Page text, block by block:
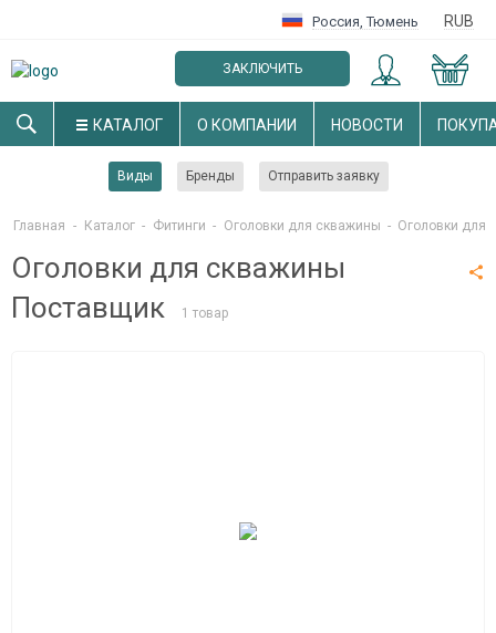
Россия,Тюмень RUB
ЗАКЛЮЧИТЬ
ОПТОВЫЙ ДОГОВОР
КАТАЛОГ О КОМПАНИИ НОВОСТИ
Виды Бренды Отправить заявку
Главная - Каталог - Фитинги - Оголовки для скважины - Оголовки для
Оголовки для скважины
Поставщик
1 товар